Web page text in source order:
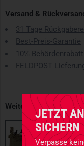
JETZT
SICHERN
Verpasse
Versand &
31 Tage
Best-Preis-Garantie
10% Behördenrabatt
FELDPOST
Weitere erhältliche